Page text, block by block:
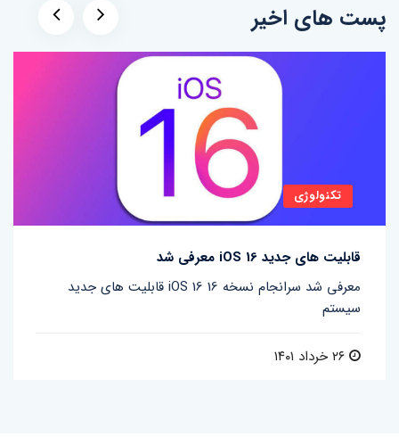
پست های اخیر
تکنولوژی
قابلیت های جدید iOS 16 معرفی شد
قابلیت های جدید iOS 16 معرفی شد سرانجام نسخه 16
سیستم